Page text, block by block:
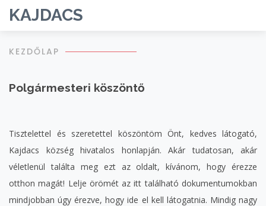
KAJDACS
KEZDŐLAP
Polgármesteri köszöntő
Tisztelettel és szeretettel köszöntöm Önt, kedves látogató,
Kajdacs község hivatalos honlapján. Akár tudatosan, akár
véletlenül találta meg ezt az oldalt, kívánom, hogy érezze
otthon magát! Lelje örömét az itt található dokumentumokban
mindjobban úgy érezve, hogy ide el kell látogatnia. Mindig nagy